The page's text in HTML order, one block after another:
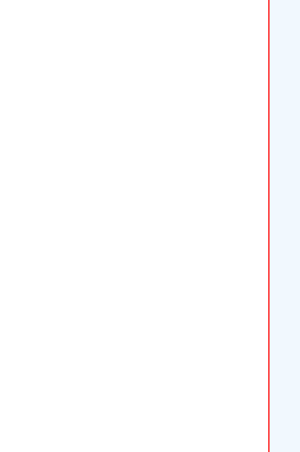
广东德邦物流有限公司重庆分公司渝中区朝天
关于内环高速子石出口位置,通往朝天门大桥匝
【2014年重庆美购贸易有限公司新招聘信息_
重庆国际货运专线：重庆至马来西亚（单向）
【2014年重庆市名瑞服饰连锁有限公司新招聘
重庆南岸茶园新区工商服务信息,提供新重庆
重庆糖酒加盟,重庆糖酒代理,重庆糖酒连锁加